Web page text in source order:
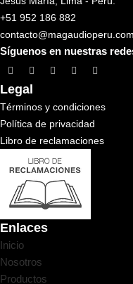
+51 952 186 882
contacto@magaudioperu.com
Síguenos en nuestras
Legal
Términos y condiciones
Política de privacidad
Libro de reclamaciones
Enlaces
Inicio
Nosotros
Productos